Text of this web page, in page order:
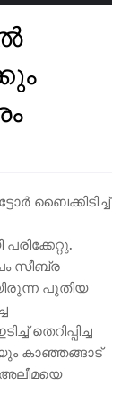
ബൈക്കിടിച്ച്
സീബ്ര
പുതിയ
തെറിപ്പിച്ച
കാഞ്ഞങ്ങാട്
അലീമയെ